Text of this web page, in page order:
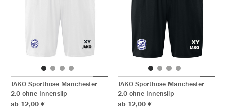
JAKO Sporthose Manchester
2.0 ohne Innenslip
ab 12,00 €
JAKO Sporthose Manchester
2.0 ohne Innenslip
ab 12,00 €